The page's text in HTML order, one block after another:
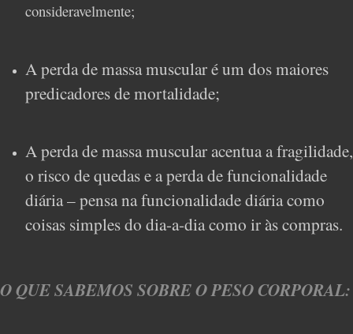
consideravelmente;
A perda de massa muscular é um dos maiores
predicadores de mortalidade;
A perda de massa muscular acentua a fragilidade,
o risco de quedas e a perda de funcionalidade
diária – pensa na funcionalidade diária como
coisas simples do dia-a-dia como ir às compras.
O QUE SABEMOS SOBRE O PESO CORPORAL: